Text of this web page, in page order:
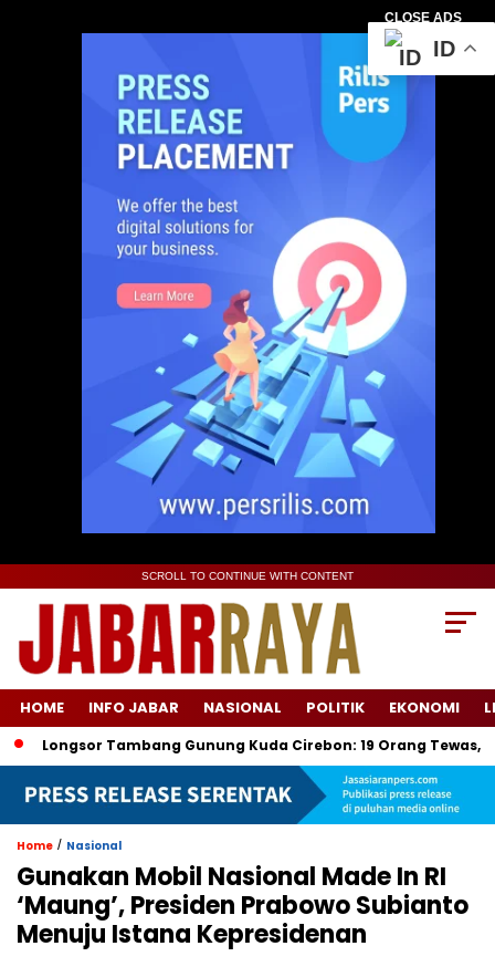
CLOSE ADS
SCROLL TO CONTINUE WITH CONTENT
HOME INFO JABAR NASIONAL POLITIK EKONOMI
Tambang Gunung Kuda Cirebon: 19 Orang Tewas, Dua
Home / Nasional
Gunakan Mobil Nasional Made In RI
‘Maung’, Presiden Prabowo Subianto
Menuju Istana Kepresidenan
ID